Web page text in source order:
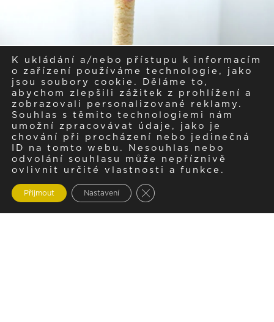
K ukládání a/nebo přístupu k informacím
o zařízení používáme technologie, jako
jsou soubory cookie. Děláme to,
abychom zlepšili zážitek z prohlížení a
zobrazovali personalizované reklamy.
Souhlas s těmito technologiemi nám
umožní zpracovávat údaje, jako je
chování při procházení nebo jedinečná
ID na tomto webu. Nesouhlas nebo
odvolání souhlasu může nepříznivě
ovlivnit určité vlastnosti a funkce.
Přijmout Nastavení Zavřít cookie lištu GDPR